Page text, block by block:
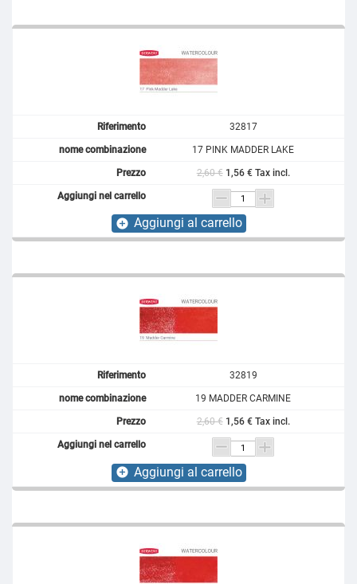
32817
17 PINK MADDER LAKE
2,60 € 1,56 € Tax incl.
add_circle Aggiungi al carrello
32819
19 MADDER CARMINE
2,60 € 1,56 € Tax incl.
add_circle Aggiungi al carrello